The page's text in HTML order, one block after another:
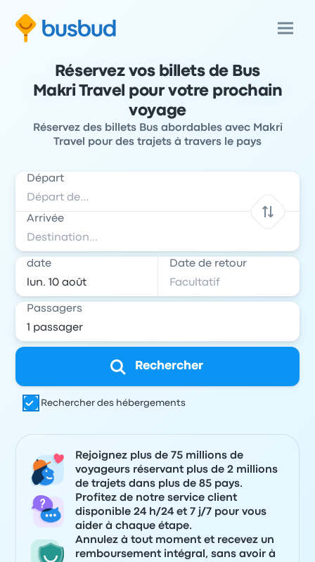
Réservez vos billets de Bus
Makri Travel pour votre prochain
voyage
Réservez des billets Bus abordables avec Makri
Travel pour des trajets à travers le pays
Départ
Arrivée
date Date de retour
Passagers
Rechercher
Rechercher des hébergements
Rejoignez plus de 75 millions de
voyageurs réservant plus de 2 millions
de trajets dans plus de 85 pays.
Profitez de notre service client
disponible 24 h/24 et 7 j/7 pour vous
aider à chaque étape.
Annulez à tout moment et recevez un
remboursement intégral, sans avoir à